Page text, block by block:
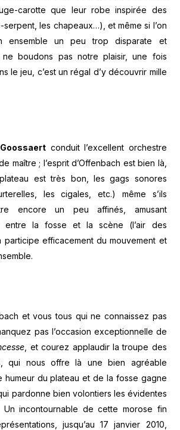
carotte que leur robe inspirée des
serpent, les chapeaux…), et même si l’on
ensemble un peu trop disparate et
ne boudons pas notre plaisir, une fois
le jeu, c’est un régal d’y découvrir mille
conduit l’excellent orchestre
maître ; l’esprit d’Offenbach est bien là,
est très bon, les gags sonores
les cigales, etc.) même s’ils
encore un peu affinés, amusant
entre la fosse et la scène (l’air des
participe efficacement du mouvement et
et vous tous qui ne connaissez pas
pas l’occasion exceptionnelle de
, et courez applaudir la troupe des
qui nous offre là une bien agréable
humeur du plateau et de la fosse gagne
pardonne bien volontiers les évidentes
Un incontournable de cette morose fin
jusqu’au 17 janvier 2010,